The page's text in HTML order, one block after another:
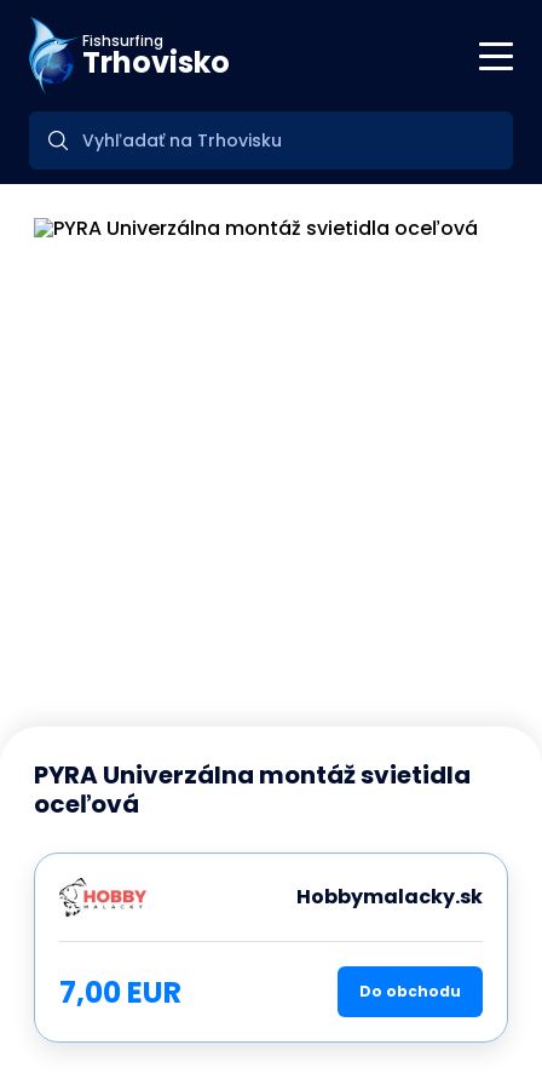
Fishsurfing
Trhovisko
PYRA Univerzálna montáž svietidla
oceľová
Hobbymalacky.sk
7,00 EUR Do obchodu